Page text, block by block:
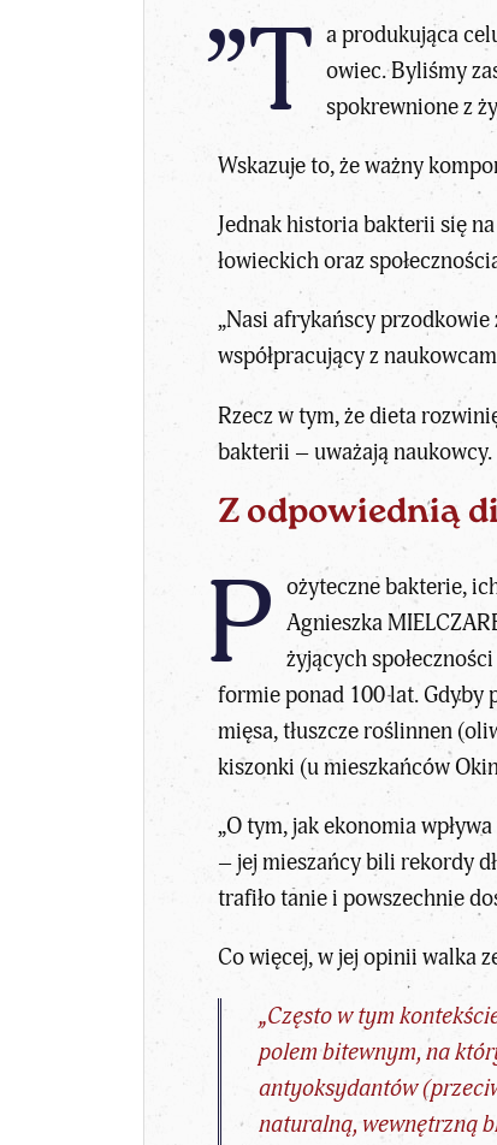
”T a produkująca
owiec. Byliśmy
spokrewnione z
Wskazuje to, że ważny
Jednak historia bakterii się
łowieckich oraz
„Nasi afrykańscy
współpracujący z
Rzecz w tym, że dieta
bakterii – uważają
Z odpowiednią
P ożyteczne bakterie,
Agnieszka
żyjących
formie ponad 100 lat. Gdyby
mięsa, tłuszcze roślinnen
kiszonki (u mieszkańców
„O tym, jak ekonomia
– jej mieszańcy bili rekordy
trafiło tanie i powszechnie
Co więcej, w jej opinii walka
„Często w tym
polem bitewnym, na
antyoksydantów
naturalną, wewnętrzną